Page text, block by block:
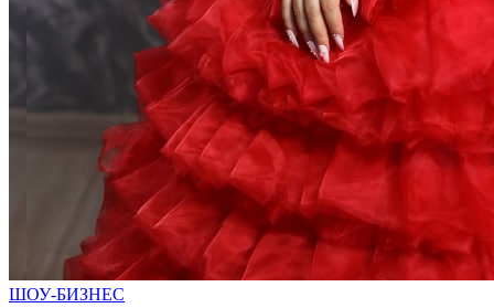
ШОУ-БИЗНЕС